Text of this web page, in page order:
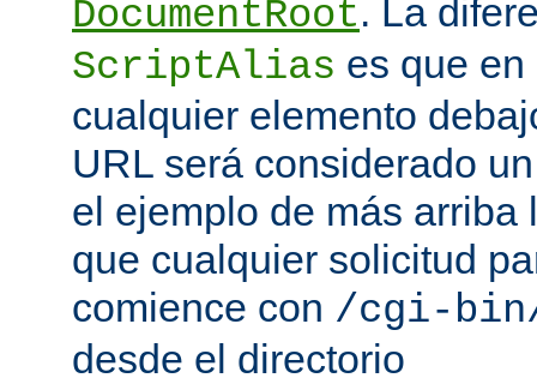
DocumentRoot. La
ScriptAlias es que en
cualquier elemento
URL será considerado
el ejemplo de más arriba
que cualquier solicitud
comience con /cgi-
desde el directorio